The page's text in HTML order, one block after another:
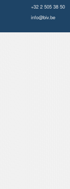
+32 2 505 38 50
info@biv.be